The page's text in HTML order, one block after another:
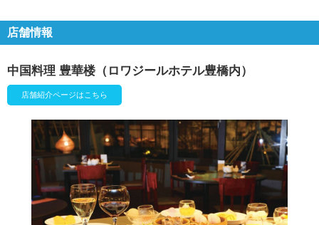
店舗情報
中国料理 豊華楼（ロワジールホテル豊橋内）
店舗紹介ページはこちら